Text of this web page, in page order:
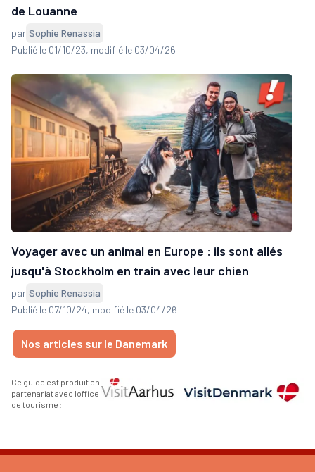
de Louanne
par Sophie Renassia
Publié le 01/10/23, modifié le 03/04/26
Voyager avec un animal en Europe : ils sont allés
jusqu'à Stockholm en train avec leur chien
par Sophie Renassia
Publié le 07/10/24, modifié le 03/04/26
Nos articles sur le Danemark
Ce guide est produit en
partenariat avec l'office
de tourisme :